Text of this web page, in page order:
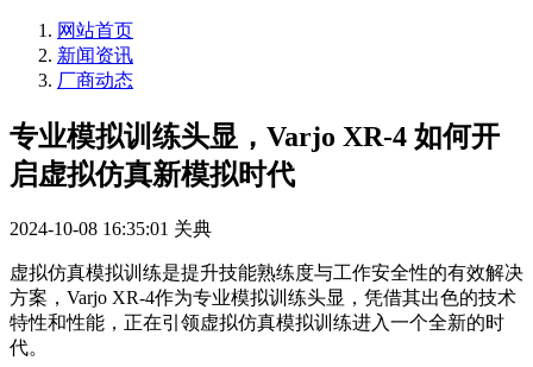
网站首页
新闻资讯
厂商动态
专业模拟训练头显，Varjo XR-4 如何开
启虚拟仿真新模拟时代
2024-10-08 16:35:01 关典
虚拟仿真模拟训练是提升技能熟练度与工作安全性的有效解决
方案，Varjo XR-4作为专业模拟训练头显，凭借其出色的技术
特性和性能，正在引领虚拟仿真模拟训练进入一个全新的时
代。